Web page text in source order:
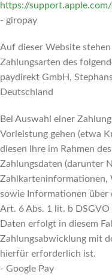
https://support.apple.com
- giropay
Auf dieser Website
Zahlungsarten des
paydirekt GmbH,
Deutschland
Bei Auswahl einer
Vorleistung gehen (etwa
diesen Ihre im Rahmen
Zahlungsdaten (darunter
Zahlkarteninformationen,
sowie Informationen über
Art. 6 Abs. 1 lit. b
Daten erfolgt in diesem
Zahlungsabwicklung mit
hierfür erforderlich ist.
- Google Pay